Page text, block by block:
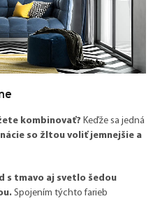
kombinovať? Keďže sa jedná
so žltou voliť jemnejšie a
s tmavo aj svetlo šedou
Spojením týchto farieb